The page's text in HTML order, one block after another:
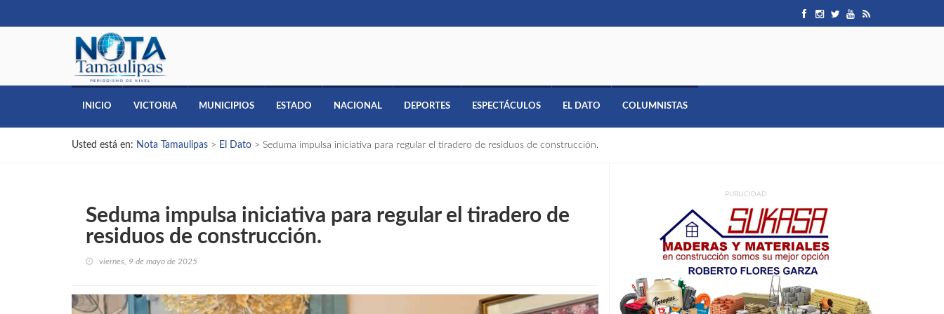
INICIO VICTORIA MUNICIPIOS ESTADO NACIONAL DEPORTES ESPECTÁCULOS EL DATO COLUMNISTAS
Usted está en: Nota Tamaulipas > El Dato > Seduma impulsa iniciativa para regular el tiradero de residuos de construcción.
Seduma impulsa iniciativa para regular el tiradero de
residuos de construcción.
viernes, 9 de mayo de 2025
PUBLICIDAD